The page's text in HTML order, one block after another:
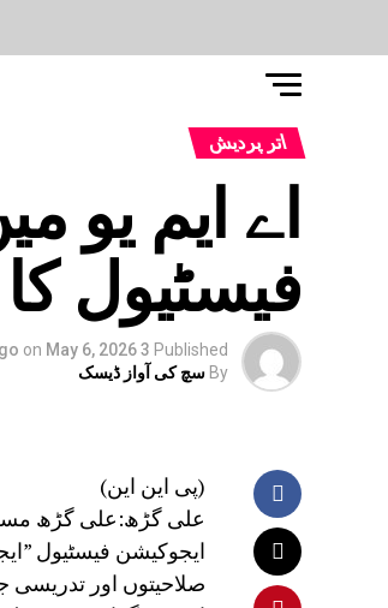
اتر پردیش
فیسٹیول
Published
3 months ago
on May 6, 2026
By سچ کی آواز ڈیسک
(پی این این)
علی گڑھ:علی گڑھ
صلاحیتوں اور تدریسی